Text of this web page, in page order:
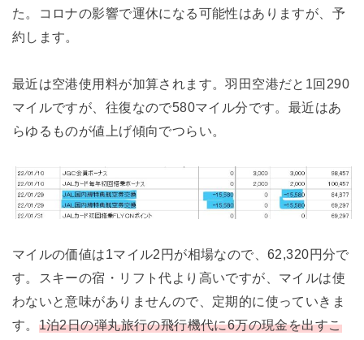
た。コロナの影響で運休になる可能性はありますが、予
約します。
最近は空港使用料が加算されます。羽田空港だと1回290
マイルですが、往復なので580マイル分です。最近はあ
らゆるものが値上げ傾向でつらい。
マイルの価値は1マイル2円が相場なので、62,320円分で
す。スキーの宿・リフト代より高いですが、マイルは使
わないと意味がありませんので、定期的に使っていきま
す。 1泊2日の弾丸旅行の飛行機代に6万の現金を出すこ